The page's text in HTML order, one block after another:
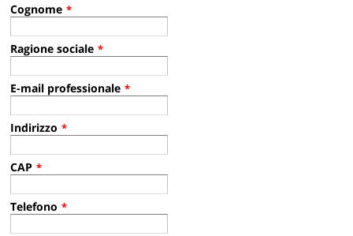
Cognome *
Ragione sociale *
E-mail professionale *
Indirizzo *
CAP *
Telefono *